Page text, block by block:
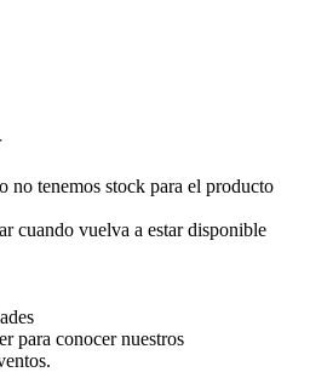
no tenemos stock para el producto
cuando vuelva a estar disponible
para conocer nuestros